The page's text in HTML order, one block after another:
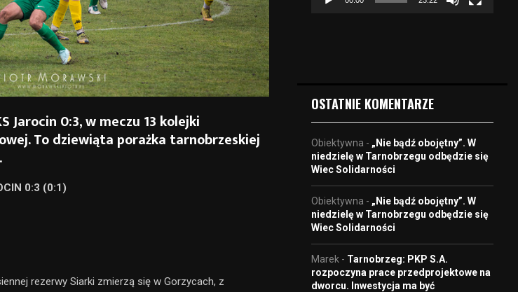
Jarocin 0:3, w meczu 13 kolejki
To dziewiąta porażka tarnobrzeskiej
0:3 (0:1)
rezerwy Siarki zmierzą się w Gorzycach, z
e
o
OSTATNIE KOMENTARZE
Obiektywna - „Nie bądź obojętny”. W
niedzielę w Tarnobrzegu odbędzie się
Wiec Solidarności
Obiektywna - „Nie bądź obojętny”. W
niedzielę w Tarnobrzegu odbędzie się
Wiec Solidarności
Marek - Tarnobrzeg: PKP S.A.
rozpoczyna prace przedprojektowe na
dworcu. Inwestycja ma być